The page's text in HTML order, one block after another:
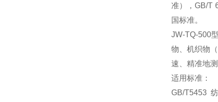
准），GB/T
国标准。
JW-TQ-500
物、机织物
速、精准地
适用标准：
GB/T5453